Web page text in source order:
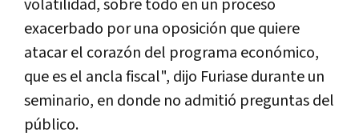
volatilidad, sobre todo en un proceso
exacerbado por una oposición que quiere
atacar el corazón del programa económico,
que es el ancla fiscal", dijo Furiase durante un
seminario, en donde no admitió preguntas del
público.